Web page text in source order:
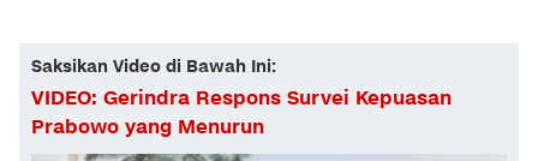
Saksikan Video di Bawah Ini:
VIDEO: Gerindra Respons Survei Kepuasan
Prabowo yang Menurun